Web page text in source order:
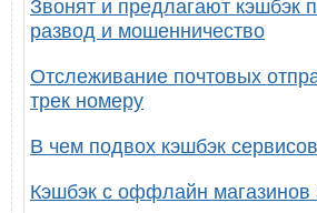
Звонят и предлагают кэшбэк
развод и мошенничество
Отслеживание почтовых
трек номеру
В чем подвох кэшбэк
Кэшбэк с оффлайн магазинов